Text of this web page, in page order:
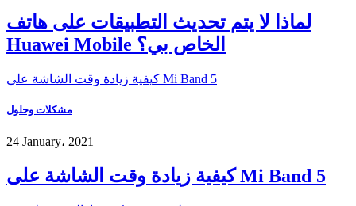
لماذا لا يتم تحديث التطبيقات على هاتف
Huawei Mobile الخاص بي؟
كيفية زيادة وقت الشاشة على Mi Band 5
مشكلات وحلول
24 January، 2021
كيفية زيادة وقت الشاشة على Mi Band 5